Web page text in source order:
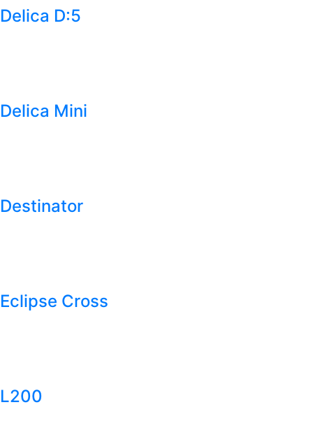
Delica D:5
Delica Mini
Destinator
Eclipse Cross
L200